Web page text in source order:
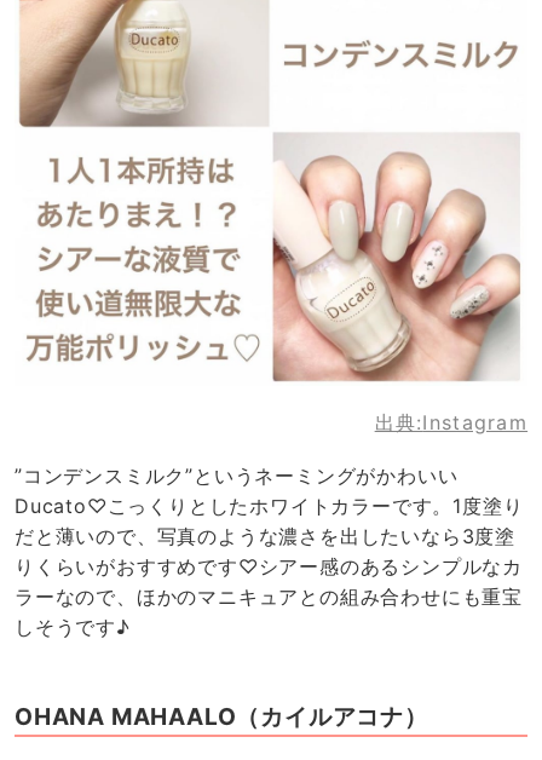
出典:Instagram
”コンデンスミルク”というネーミングがかわいい
Ducato♡こっくりとしたホワイトカラーです。1度塗り
だと薄いので、写真のような濃さを出したいなら3度塗
りくらいがおすすめです♡シアー感のあるシンプルなカ
ラーなので、ほかのマニキュアとの組み合わせにも重宝
しそうです♪
OHANA MAHAALO（カイルアコナ）